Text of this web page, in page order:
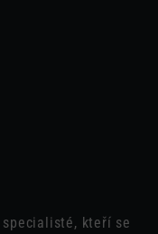
specialisté, kteří se